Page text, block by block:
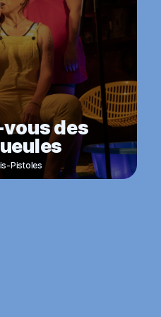
vous des
Pistoles